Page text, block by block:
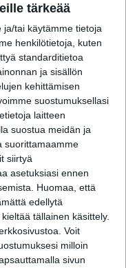
tärkeää
ja/tai käytämme tietoja
henkilötietoja, kuten
standarditietoa
ja sisällön
kehittämisen
suostumuksellasi
laitteen
suostua meidän ja
suorittamaamme
siirtyä
asetuksiasi ennen
Huomaa, että
edellytä
tällainen käsittely.
Voit
milloin
sivun
Kuulto
kun kodin
ja arvokas
puun kauniin ja
Kuulto-parvekeovi
alumiinilla, sisältä
parvekeoveksi että
lasiaukon voi
umpiovena tai
parvekeovi.
mittatarkkuutensa
kestää
suuria ilman